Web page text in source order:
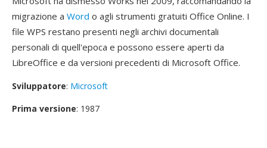
migrazione a Word o agli strumenti gratuiti Office Online. I
file WPS restano presenti negli archivi documentali
personali di quell'epoca e possono essere aperti da
LibreOffice e da versioni precedenti di Microsoft Office.
Sviluppatore: Microsoft
Prima versione: 1987